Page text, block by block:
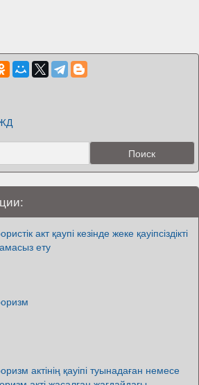
акт қаупі кезінде жеке қауіпсіздікті
ету
актінің қауіпі туынадаған немесе